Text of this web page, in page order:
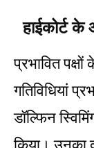
हाईकोर्ट
प्रभावित
गतिविधियां
डॉल्फिन